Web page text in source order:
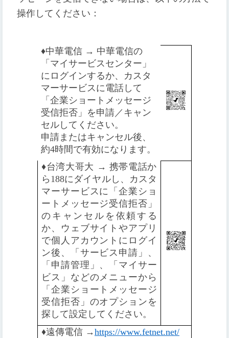
操作してください：
♦️中華電信 → 中華電信の
「マイサービスセンター」
にログインするか、カスタ
マーサービスに電話して
「企業ショートメッセージ
受信拒否」を申請／キャン
セルしてください。
申請またはキャンセル後、
約4時間で有効になります。
♦️台湾大哥大 → 携帯電話か
ら188にダイヤルし、カスタ
マーサービスに「企業ショ
ートメッセージ受信拒否」
のキャンセルを依頼する
か、ウェブサイトやアプリ
で個人アカウントにログイ
ン後、「サービス申請」、
「申請管理」、「マイサー
ビス」などのメニューから
「企業ショートメッセージ
受信拒否」のオプションを
探して設定してください。
♦️遠傳電信 →https://www.fetnet.net/